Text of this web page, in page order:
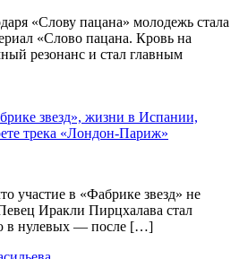
«Слову пацана» молодежь стала
«Слово пацана. Кровь на
резонанс и стал главным
звезд», жизни в Испании,
трека «Лондон-Париж»
участие в «Фабрике звезд» не
Иракли Пирцхалава стал
в нулевых — после […]